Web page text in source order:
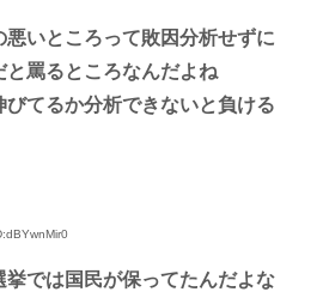
悪いところって敗因分析せずに
と罵るところなんだよね
びてるか分析できないと負ける
挙では国民が保ってたんだよな